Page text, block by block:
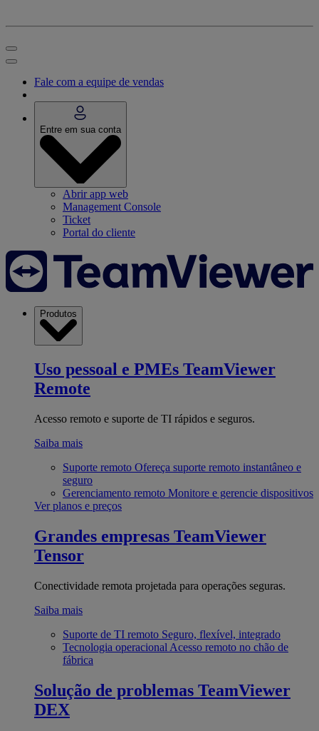
Fale com a equipe de vendas
Entre em sua conta
Abrir app web
Management Console
Ticket
Portal do cliente
Produtos
Uso pessoal e PMEs TeamViewer
Remote
Acesso remoto e suporte de TI rápidos e seguros.
Saiba mais
Suporte remoto Ofereça suporte remoto instantâneo e
seguro
Gerenciamento remoto Monitore e gerencie dispositivos
Ver planos e preços
Grandes empresas TeamViewer
Tensor
Conectividade remota projetada para operações seguras.
Saiba mais
Suporte de TI remoto Seguro, flexível, integrado
Tecnologia operacional Acesso remoto no chão de
fábrica
Solução de problemas TeamViewer
DEX